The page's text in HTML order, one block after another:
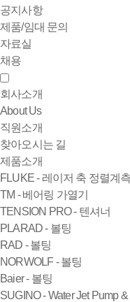
공지사항
제품/임대 문의
자료실
채용
회사소개
About Us
직원소개
찾아오시는 길
제품소개
FLUKE - 레이저 축 정렬계
TM - 베어링 가열기
TENSION PRO - 텐셔너
PLARAD - 볼팅
RAD - 볼팅
NORWOLF - 볼팅
Baier - 볼팅
SUGINO - Water Jet Pump